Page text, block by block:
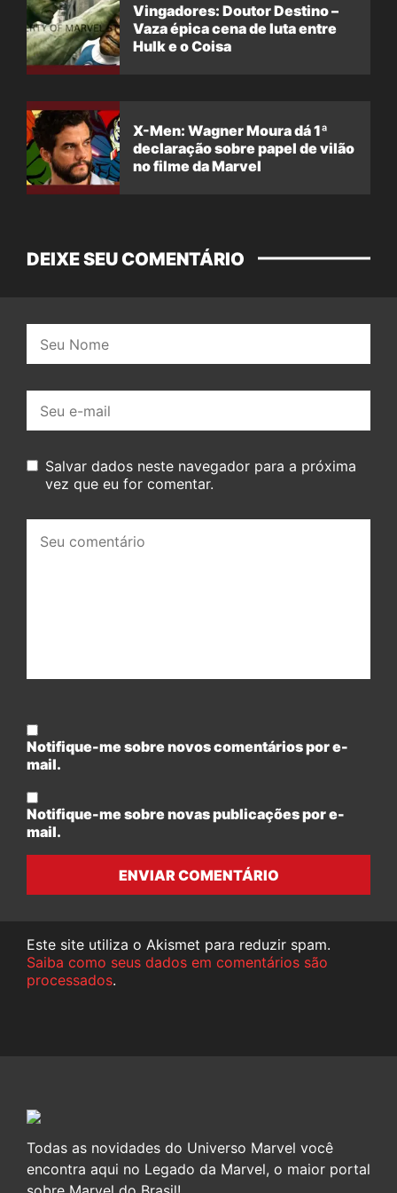
Vingadores: Doutor Destino –
Vaza épica cena de luta entre
Hulk e o Coisa
X-Men: Wagner Moura dá 1ª
declaração sobre papel de vilão
no filme da Marvel
DEIXE SEU COMENTÁRIO
mail:
Salvar dados neste navegador para a próxima
vez que eu for comentar.
comentário:
Notifique-me sobre novos comentários por e-
mail.
Notifique-me sobre novas publicações por e-
mail.
ENVIAR COMENTÁRIO
Este site utiliza o Akismet para reduzir spam.
Saiba como seus dados em comentários são
processados.
Todas as novidades do Universo Marvel você
encontra aqui no Legado da Marvel, o maior portal